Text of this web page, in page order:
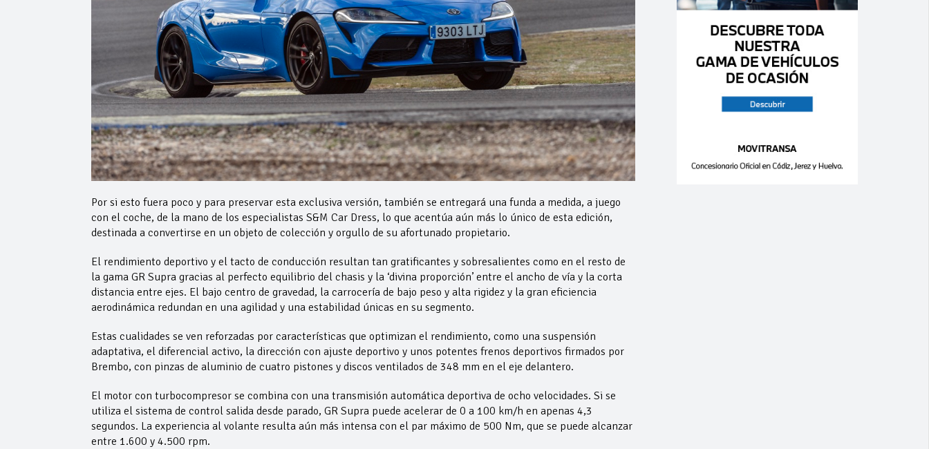
Por si esto fuera poco y para preservar esta exclusiva versión, también se entregará una funda a medida, a juego
con el coche, de la mano de los especialistas S&M Car Dress, lo que acentúa aún más lo único de esta edición,
destinada a convertirse en un objeto de colección y orgullo de su afortunado propietario.
El rendimiento deportivo y el tacto de conducción resultan tan gratificantes y sobresalientes como en el resto de
la gama GR Supra gracias al perfecto equilibrio del chasis y la ‘divina proporción’ entre el ancho de vía y la corta
distancia entre ejes. El bajo centro de gravedad, la carrocería de bajo peso y alta rigidez y la gran eficiencia
aerodinámica redundan en una agilidad y una estabilidad únicas en su segmento.
Estas cualidades se ven reforzadas por características que optimizan el rendimiento, como una suspensión
adaptativa, el diferencial activo, la dirección con ajuste deportivo y unos potentes frenos deportivos firmados por
Brembo, con pinzas de aluminio de cuatro pistones y discos ventilados de 348 mm en el eje delantero.
El motor con turbocompresor se combina con una transmisión automática deportiva de ocho velocidades. Si se
utiliza el sistema de control salida desde parado, GR Supra puede acelerar de 0 a 100 km/h en apenas 4,3
segundos. La experiencia al volante resulta aún más intensa con el par máximo de 500 Nm, que se puede alcanzar
entre 1.600 y 4.500 rpm.